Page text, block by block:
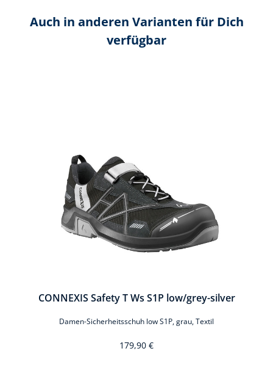
Auch in anderen Varianten für Dich
verfügbar
CONNEXIS Safety T Ws S1P low/grey-silver
Damen-Sicherheitsschuh low S1P, grau, Textil
179,90 €